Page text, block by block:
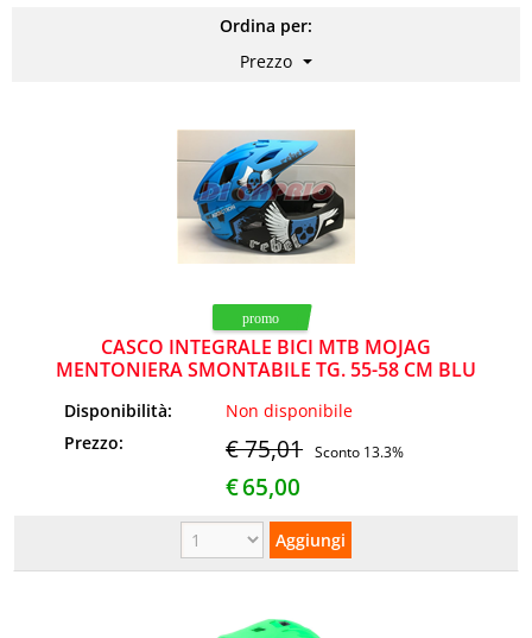
Ordina per:
CASCO INTEGRALE BICI MTB MOJAG
MENTONIERA SMONTABILE TG. 55-58 CM BLU
Disponibilità:
Non disponibile
Prezzo:
€ 75,01 Sconto 13.3%
€65,00